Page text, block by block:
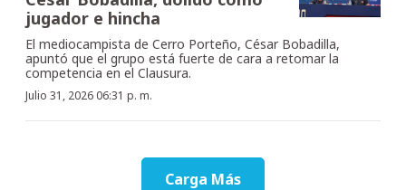
jugador e hincha
El mediocampista de Cerro Porteño, César Bobadilla,
apuntó que el grupo está fuerte de cara a retomar la
competencia en el Clausura.
Julio 31, 2026 06:31 p. m.
Carga Más